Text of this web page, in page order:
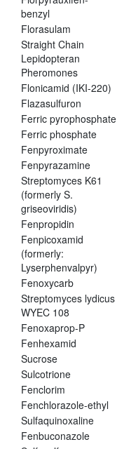
benzyl
Florasulam
Straight Chain
Lepidopteran
Pheromones
Flonicamid (IKI-220)
Flazasulfuron
Ferric pyrophosphate
Ferric phosphate
Fenpyroximate
Fenpyrazamine
Streptomyces K61
(formerly S.
griseoviridis)
Fenpropidin
Fenpicoxamid
(formerly:
Lyserphenvalpyr)
Fenoxycarb
Streptomyces lydicus
WYEC 108
Fenoxaprop-P
Fenhexamid
Sucrose
Sulcotrione
Fenclorim
Fenchlorazole-ethyl
Sulfaquinoxaline
Fenbuconazole